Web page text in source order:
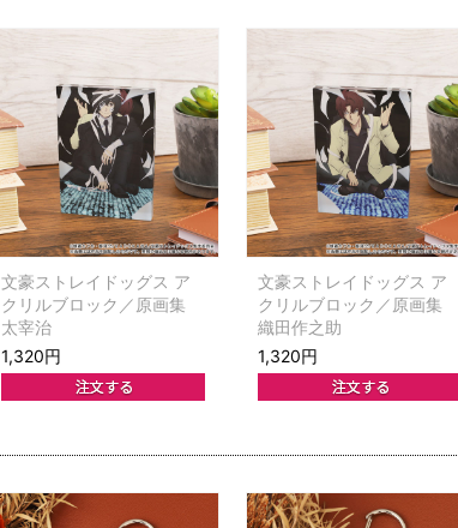
文豪ストレイドッグス ア
クリルブロック／原画集
太宰治
1,320円
文豪ストレイドッグス ア
クリルブロック／原画集
織田作之助
1,320円